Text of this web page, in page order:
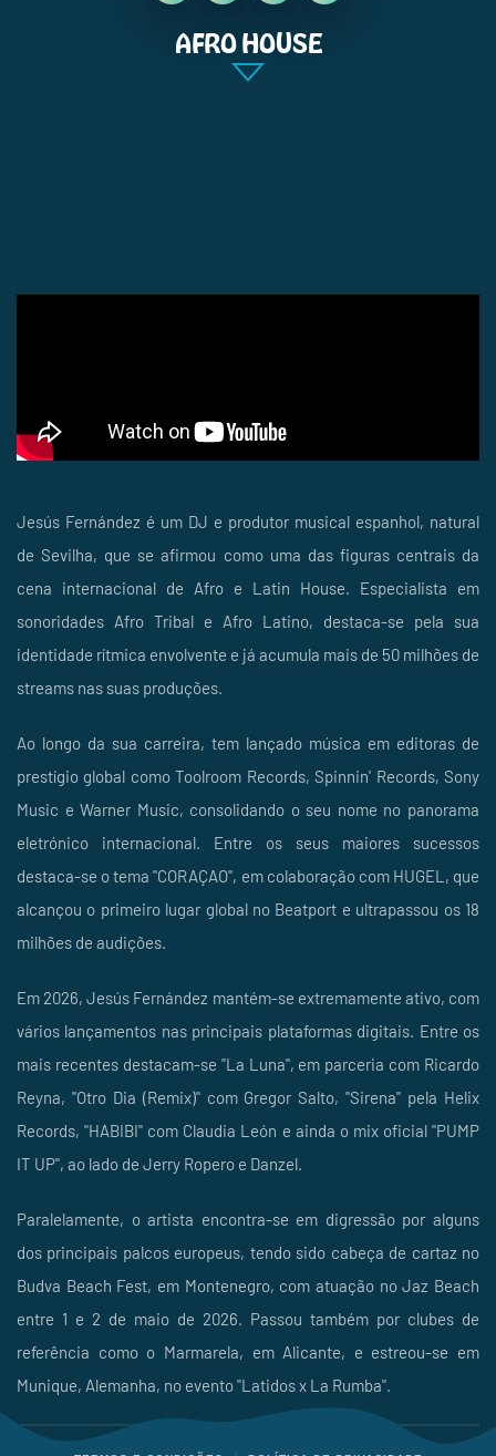
AFRO HOUSE
Jesús Fernández é um DJ e produtor musical espanhol, natural
de Sevilha, que se afirmou como uma das figuras centrais da
cena internacional de Afro e Latin House. Especialista em
sonoridades Afro Tribal e Afro Latino, destaca-se pela sua
identidade rítmica envolvente e já acumula mais de 50 milhões de
streams nas suas produções.
Ao longo da sua carreira, tem lançado música em editoras de
prestígio global como Toolroom Records, Spinnin' Records, Sony
Music e Warner Music, consolidando o seu nome no panorama
eletrónico internacional. Entre os seus maiores sucessos
destaca-se o tema "CORAÇAO", em colaboração com HUGEL, que
alcançou o primeiro lugar global no Beatport e ultrapassou os 18
milhões de audições.
Em 2026, Jesús Fernández mantém-se extremamente ativo, com
vários lançamentos nas principais plataformas digitais. Entre os
mais recentes destacam-se "La Luna", em parceria com Ricardo
Reyna, "Otro Dia (Remix)" com Gregor Salto, "Sirena" pela Helix
Records, "HABIBI" com Claudia León e ainda o mix oficial "PUMP
IT UP", ao lado de Jerry Ropero e Danzel.
Paralelamente, o artista encontra-se em digressão por alguns
dos principais palcos europeus, tendo sido cabeça de cartaz no
Budva Beach Fest, em Montenegro, com atuação no Jaz Beach
entre 1 e 2 de maio de 2026. Passou também por clubes de
referência como o Marmarela, em Alicante, e estreou-se em
Munique, Alemanha, no evento "Latidos x La Rumba".